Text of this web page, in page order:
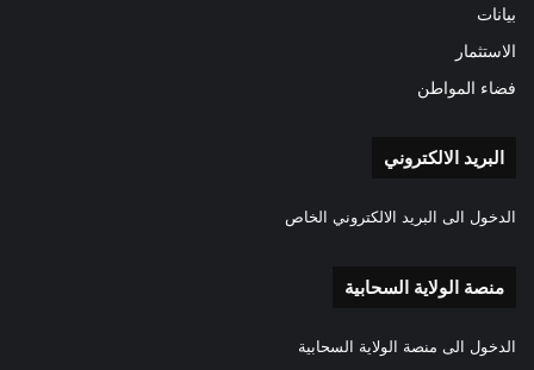
بيانات
الاستثمار
فضاء المواطن
البريد الالكتروني
الدخول الى البريد الالكتروني الخاص
منصة الولاية السحابية
الدخول الى منصة الولاية السحابية